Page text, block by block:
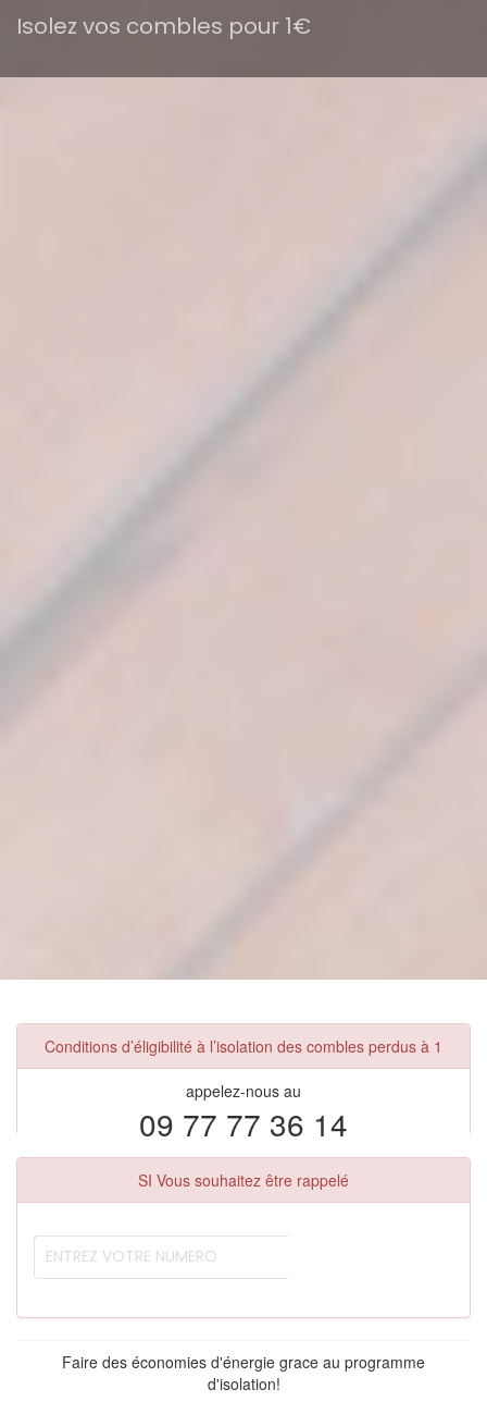
Isolez vos combles pour 1€
Conditions d’éligibilité à l’isolation des combles perdus à 1
appelez-nous au
09 77 77 36 14
SI Vous souhaitez être rappelé
Faire des économies d'énergie grace au programme
d'isolation!